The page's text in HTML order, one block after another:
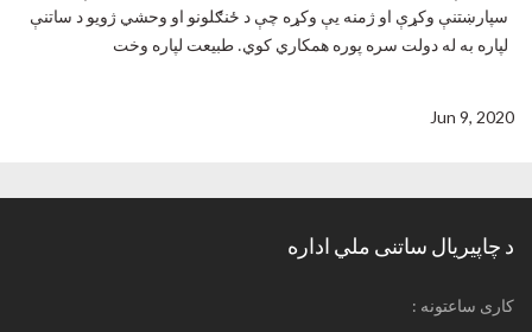
سپارښتنې وکړې او ژمنه یې وکړه چې د ځنګلونو او وحشي ژویو د ساتنې
لپاره به له دولت سره پوره همکاري کوي. طبیعت لپاره وخت
Jun 9, 2020
د چاپیریال ساتنی ملي اداره
: کاری ساعتونه